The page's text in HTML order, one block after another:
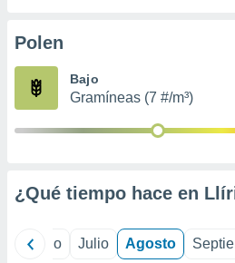
e
mediante
publicidad
publicidad
Polen
Bajo
Gramíneas (7 #/m³)
¿Qué tiempo hace en
Junio Julio Agosto